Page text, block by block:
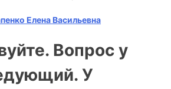
Елена Васильевна
Вопрос у
У